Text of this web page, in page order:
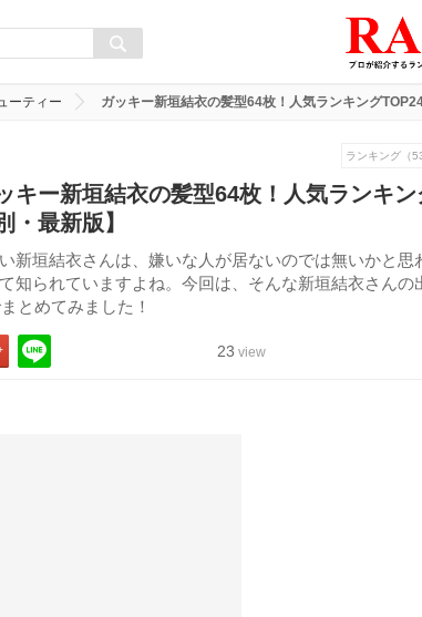
ーティー ガッキー新垣結衣の髪型64枚！人気ランキング
ランキング（
キー新垣結衣の髪型64枚！人気ランキ
・最新版】
新垣結衣さんは、嫌いな人が居ないのでは無いかと思
知られていますよね。今回は、そんな新垣結衣さんの
とめてみました！
23 view